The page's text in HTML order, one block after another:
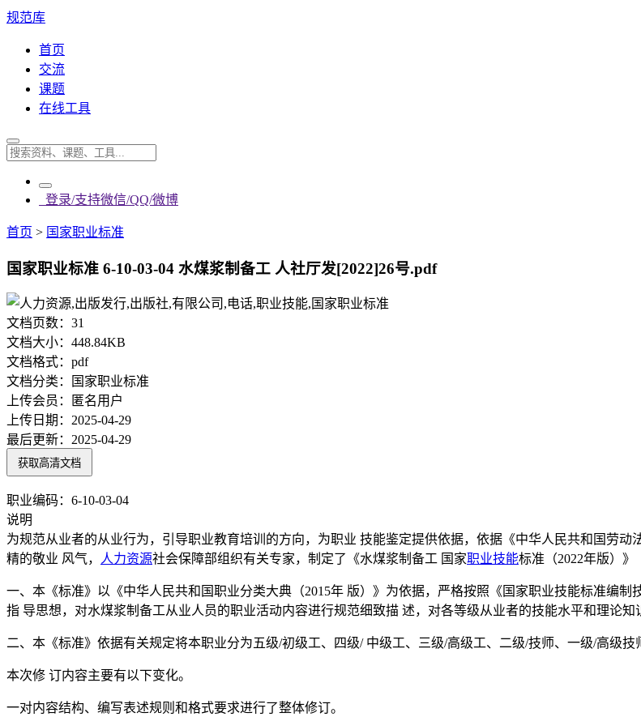
规范库
首页
交流
课题
在线工具
登录/支持微信/QQ/微博
首页 > 国家职业标准
国家职业标准 6-10-03-04 水煤浆制备工 人社厅发[2022]26号.pdf
文档页数： 31
文档大小： 448.84KB
文档格式： pdf
文档分类：
国家职业标准
上传会员：
匿名用户
上传日期： 2025-04-29
最后更新： 2025-04-29
获取高清文档
职业编码：6-10-03-04
说明
为规范从业者的从业行为，引导职业教育培训的方向，为职业 技能鉴定提供依据，依据《中华人民共和国劳
精的敬业 风气， 人力资源社会保障部组织有关专家，制定了《水煤浆制备工 国家职业技能标准（2022年版）》
一、本《标准》以《中华人民共和国职业分类大典（2015年 版）》为依据，严格按照《国家职业技能标准编
指 导思想，对水煤浆制备工从业人员的职业活动内容进行规范细致描 述，对各等级从业者的技能水平和理论知
二、本《标准》依据有关规定将本职业分为五级/初级工、四级/ 中级工、三级/高级工、二级/技师、一级/高级
本次修 订内容主要有以下变化。
一对内容结构、编写表述规则和格式要求进行了整体修订。